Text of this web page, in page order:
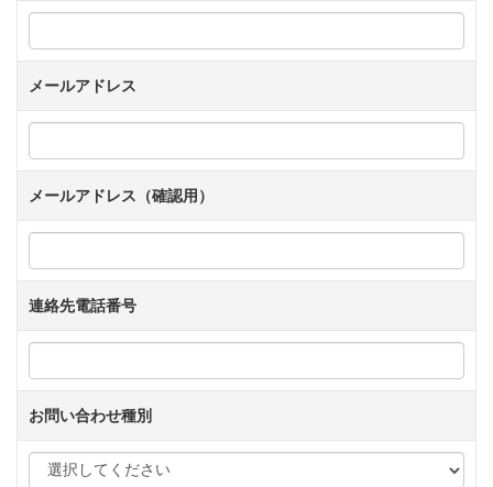
メールアドレス
メールアドレス（確認用）
連絡先電話番号
お問い合わせ種別